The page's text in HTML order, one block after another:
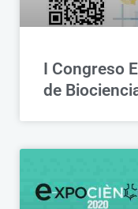
I Congreso
de